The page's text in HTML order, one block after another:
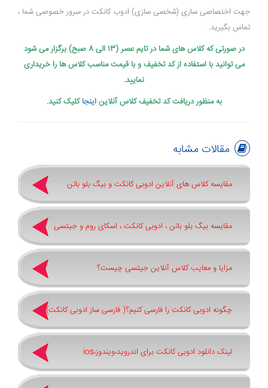
جهت اختصاصی سازی (شخصی سازی) ادوب کانکت در سرور خصوصی شما ،
تماس بگیرید.
در صورتی که کلاس های شما در تایم عصر (13 الی 8 صبح) برگزار می شود
می توانید با استفاده از کد تخفیف و با قیمت مناسب کلاس ها را خریداری
نمایید.
به منظور دریافت کد تخفیف کلاس آنلایناینجا کلیک کنید.
مقالات مشابه
مقایسه کلاس های آنلاین ادوبی کانکت و بیگ بلو باتن
مقایسه بیگ بلو باتن ، ادوبی کانکت ، اسکای روم و جیتسی
مزایا و معایب کلاس آنلاین جیتسی چیست؟
چگونه ادوبی کانکت را فارسی کنیم؟( فارسی ساز ادوبی کانکت)
لینک دانلود ادوبی کانکت برای اندروید،ویندوز،ios